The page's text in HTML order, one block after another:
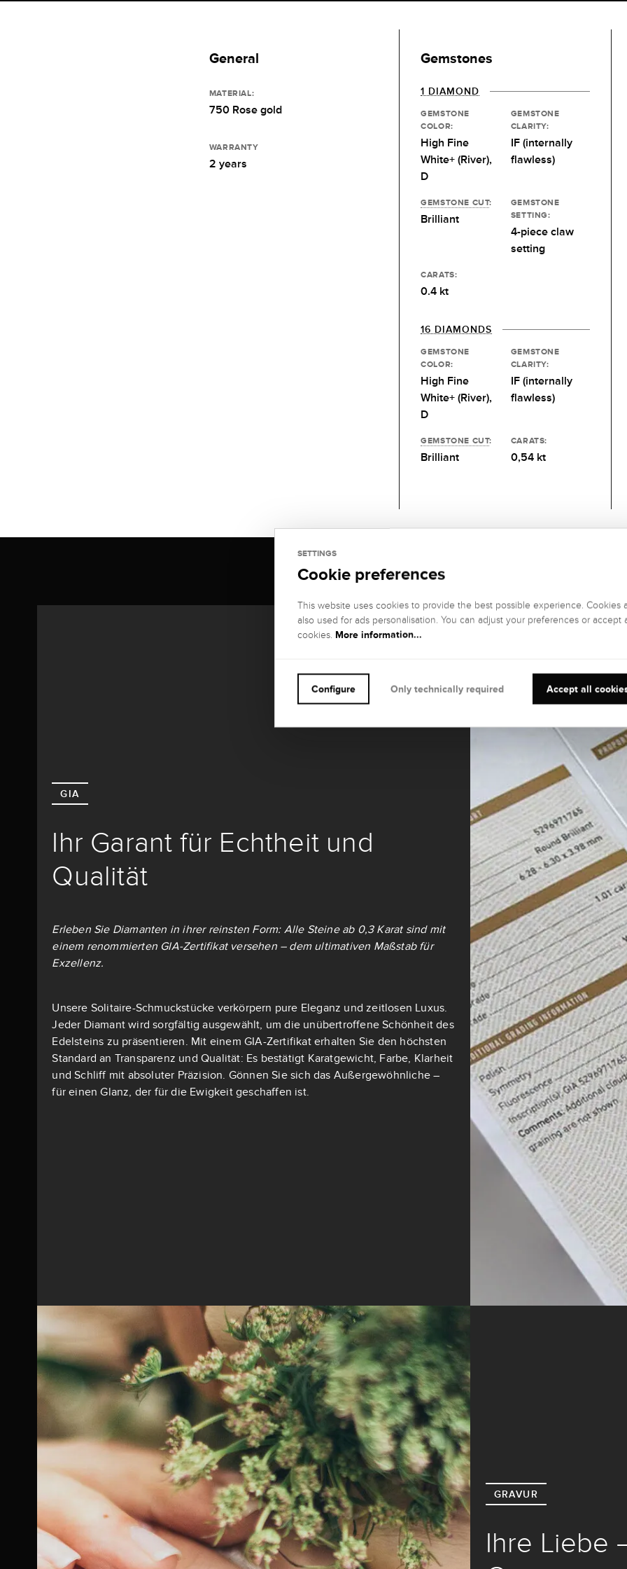
General
MATERIAL:
750 Rose gold
WARRANTY
2 years
Gemstones
1 DIAMOND
GEMSTONE
COLOR:
High Fine
White+ (River),
D
GEMSTONE
CLARITY:
IF (internally
flawless)
GEMSTONE CUT:
Brilliant
GEMSTONE
SETTING:
4-piece claw
setting
CARATS:
0.4 kt
16 DIAMONDS
GEMSTONE
COLOR:
High Fine
White+ (River),
D
GEMSTONE
CLARITY:
IF (internally
flawless)
GEMSTONE CUT:
Brilliant
CARATS:
0,54 kt
GIA
Ihr Garant für Echtheit und
Qualität
Erleben Sie Diamanten in ihrer reinsten Form: Alle Steine ab 0,3 Karat sind mit
einem renommierten GIA-Zertifikat versehen – dem ultimativen Maßstab für
Exzellenz.
Unsere Solitaire-Schmuckstücke verkörpern pure Eleganz und zeitlosen Luxus.
Jeder Diamant wird sorgfältig ausgewählt, um die unübertroffene Schönheit des
Edelsteins zu präsentieren. Mit einem GIA-Zertifikat erhalten Sie den höchsten
Standard an Transparenz und Qualität: Es bestätigt Karatgewicht, Farbe, Klarheit
und Schliff mit absoluter Präzision. Gönnen Sie sich das Außergewöhnliche –
für einen Glanz, der für die Ewigkeit geschaffen ist.
GRAVUR
Ihre Liebe
SETTINGS
Cookie preferences
This website uses cookies to provide the best possible experience. Cookies
also used for ads personalisation. You can adjust your preferences or accept
cookies. More information...
Accept all
Configure Only technically required